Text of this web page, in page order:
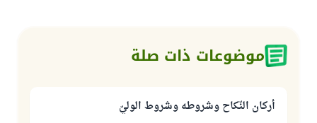
موضوعات ذات صلة
أركان النّكاح وشروطه وشروط الوليّ